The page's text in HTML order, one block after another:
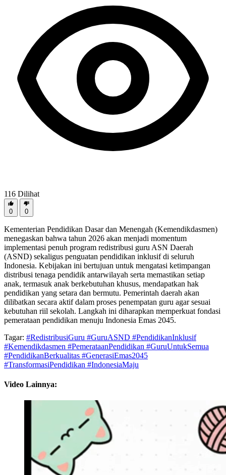
116 Dilihat
0 0
Kementerian Pendidikan Dasar dan Menengah (Kemendikdasmen)
menegaskan bahwa tahun 2026 akan menjadi momentum
implementasi penuh program redistribusi guru ASN Daerah
(ASND) sekaligus penguatan pendidikan inklusif di seluruh
Indonesia. Kebijakan ini bertujuan untuk mengatasi ketimpangan
distribusi tenaga pendidik antarwilayah serta memastikan setiap
anak, termasuk anak berkebutuhan khusus, mendapatkan hak
pendidikan yang setara dan bermutu. Pemerintah daerah akan
dilibatkan secara aktif dalam proses penempatan guru agar sesuai
kebutuhan riil sekolah. Langkah ini diharapkan memperkuat fondasi
pemerataan pendidikan menuju Indonesia Emas 2045.
Tagar: #RedistribusiGuru #GuruASND #PendidikanInklusif
#Kemendikdasmen #PemerataanPendidikan #GuruUntukSemua
#PendidikanBerkualitas #GenerasiEmas2045
#TransformasiPendidikan #IndonesiaMaju
Video Lainnya: